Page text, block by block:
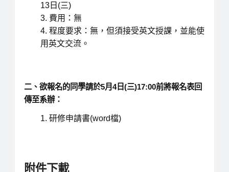
13日(三)
費用：無
程度要求：無，但須接受英文授課，並能使
用英文交流。
二、欲報名的同學請於5月4日(三)17:00前將報名表回
傳至系辦：
研修申請書(word檔)
附件下載